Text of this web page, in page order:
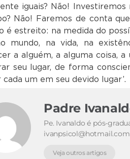
iguais? Não!
Não! Faremos de conta
é estreito: na medida do
mundo, na vida, na
a alguém, a alguma coisa,
seu lugar, de forma
cada um em seu devido lugar’.
Padre
Pe. Ivanaldo é pós-
ivanpsicol@hotmail.com
Veja outros artigos